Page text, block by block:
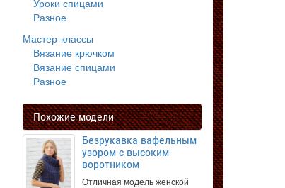
Уроки спицами
Разное
Мастер-классы
Вязание крючком
Вязание спицами
Разное
Похожие модели
Безрукавка вафельным
узором с высоким
воротником
Отличная модель женской